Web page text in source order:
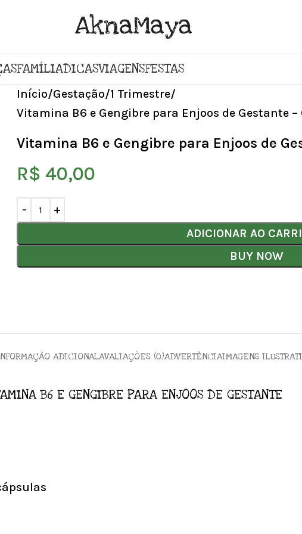
FAMÍLIADICASVIAGENSFESTAS
Início Gestação 1 Trimestre
Vitamina B6 e Gengibre para Enjoos de Gestante
Vitamina B6 e Gengibre para Enjoos de
R$ 40,00
ADICIONAR AO
BUY NOW
ADICIONALAVALIAÇÕES (0)ADVERTÊNCIAIMAGENS
B6 E GENGIBRE PARA ENJOOS DE GESTANTE